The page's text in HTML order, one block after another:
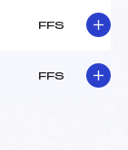
FFS
FFS